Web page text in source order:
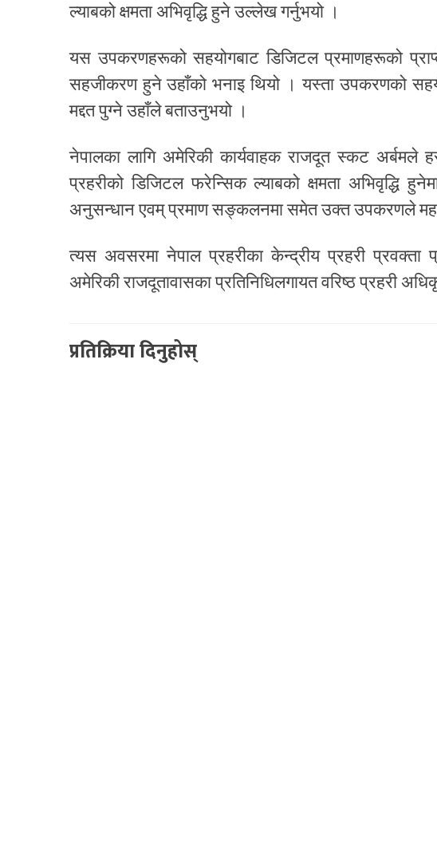
ल्याबको क्षमता अभिवृद्धि हुने उल्लेख गर्नुभयो ।
यस उपकरणहरूको सहयोगबाट डिजिटल प्रमाणहरूको
सहजीकरण हुने उहाँको भनाइ थियो । यस्ता उपकरणको
मद्दत पुग्ने उहाँले बताउनुभयो ।
नेपालका लागि अमेरिकी कार्यवाहक राजदूत स्कट
प्रहरीको डिजिटल फरेन्सिक ल्याबको क्षमता अभिवृद्धि
अनुसन्धान एवम् प्रमाण सङ्कलनमा समेत उक्त उपकरणले
त्यस अवसरमा नेपाल प्रहरीका केन्द्रीय प्रहरी प्रवक्ता
अमेरिकी राजदूतावासका प्रतिनिधिलगायत वरिष्ठ प्रहरी
प्रतिक्रिया दिनुहोस्